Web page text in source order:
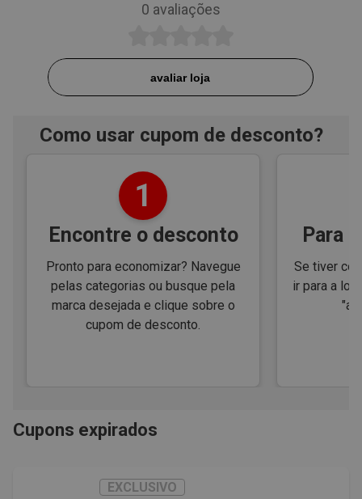
0 avaliações
avaliar loja
Como usar cupom de desconto?
1
Encontre o desconto
Pronto para economizar? Navegue
pelas categorias ou busque pela
marca desejada e clique sobre o
cupom de desconto.
Para
Se tiver
ir para a
Cupons expirados
EXCLUSIVO